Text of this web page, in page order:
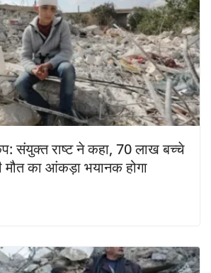
संयुक्त राष्ट ने कहा, 70 लाख बच्चे
मौत का आंकड़ा भयानक होगा